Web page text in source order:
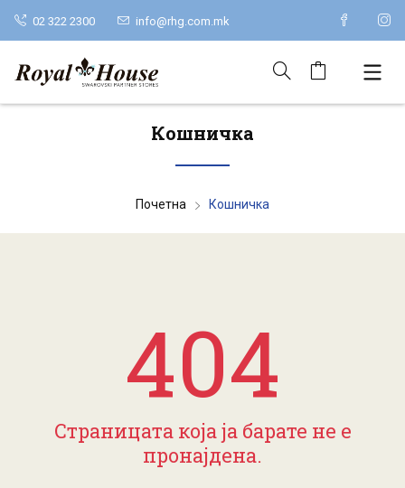
02 322 2300 info@rhg.com.mk
Кошничка
Почетна Кошничка
404
Страницата која ја барате не е
пронајдена.